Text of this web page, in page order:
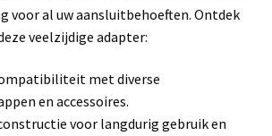
voor al uw aansluitbehoeften. Ontdek
veelzijdige adapter:
met diverse
en accessoires.
voor langdurig gebruik en